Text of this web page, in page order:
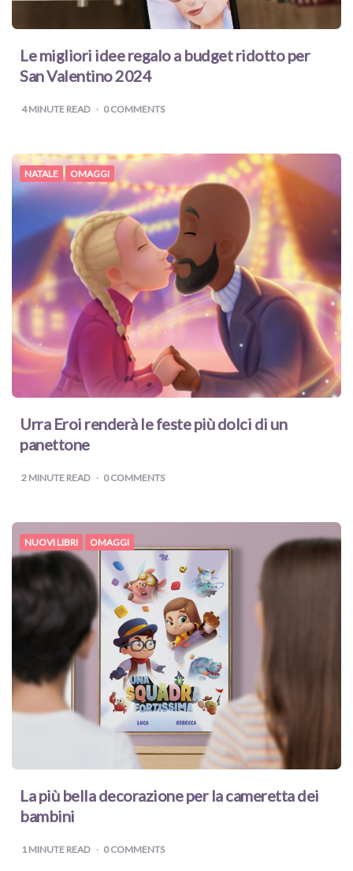
Le migliori idee regalo a budget ridotto per
San Valentino 2024
4MINUTE READ 0 COMMENTS
NATALE OMAGGI
Urra Eroi renderà le feste più dolci di un
panettone
2 MINUTE READ 0 COMMENTS
NUOVI LIBRI OMAGGI
La più bella decorazione per la cameretta dei
bambini
1 MINUTE READ 0 COMMENTS